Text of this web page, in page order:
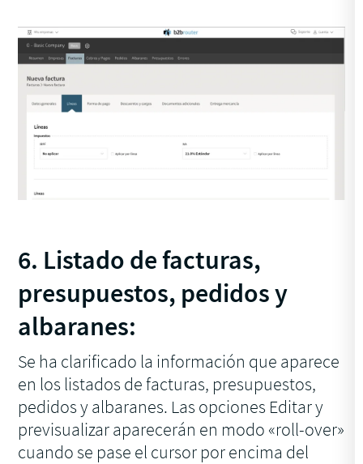
6. Listado de facturas,
presupuestos, pedidos y
albaranes:
Se ha clarificado la información que aparece
en los listados de facturas, presupuestos,
pedidos y albaranes. Las opciones Editar y
previsualizar aparecerán en modo «roll-over»
cuando se pase el cursor por encima del